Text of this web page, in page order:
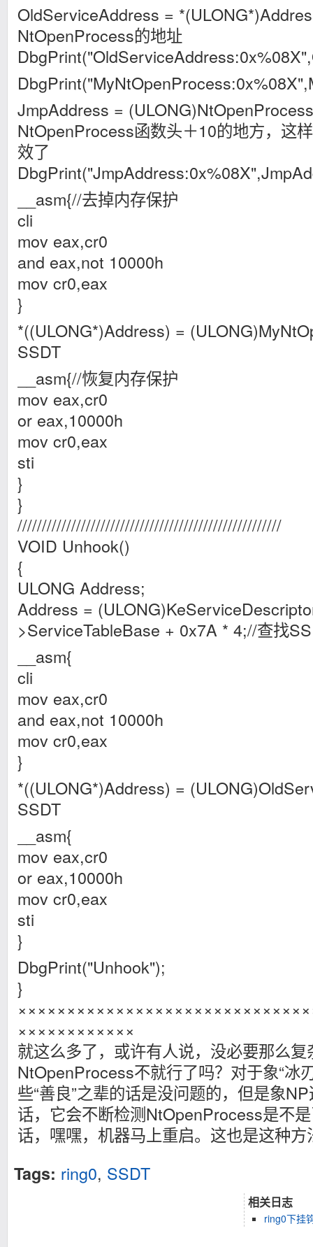
OldServiceAddress =
NtOpenProcess的地址
JmpAddress =
NtOpenProcess函数头＋10的地方，这
效了
__asm{//去掉内存保护
cli
mov eax,cr0
and eax,not 10000h
mov cr0,eax
}
*((ULONG*)Address) =
SSDT
__asm{//恢复内存保护
mov eax,cr0
or eax,10000h
mov cr0,eax
sti
}
}
//////////////////////////////////////////////////////
VOID Unhook()
{
ULONG Address;
Address =
>ServiceTableBase + 0x7A * 4;//查找
__asm{
cli
mov eax,cr0
and eax,not 10000h
mov cr0,eax
}
*((ULONG*)Address) =
SSDT
__asm{
mov eax,cr0
or eax,10000h
mov cr0,eax
sti
}
DbgPrint("Unhook");
}
××××××××××××
就这么多了，或许有人说，没必要那么
NtOpenProcess不就行了吗？对于象“冰
些“善良”之辈的话是没问题的，但是象
话，它会不断检测NtOpenProcess是不
话，嘿嘿，机器马上重启。这也是这种
Tags: ring0, SSDT
相关日志
ring0下挂